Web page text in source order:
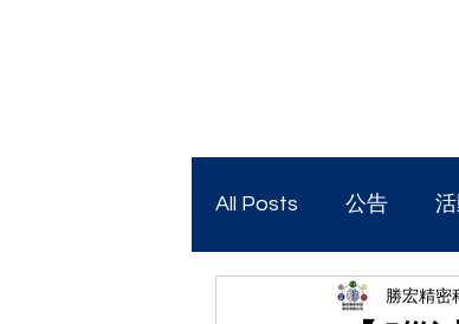
All Posts 公告
勝宏精密